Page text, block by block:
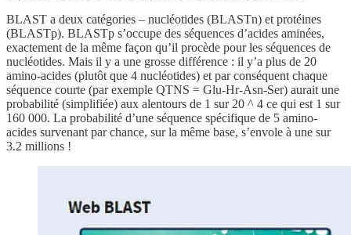
BLAST a deux catégories – nucléotides (BLASTn) et protéines
(BLASTp). BLASTp s’occupe des séquences d’acides aminées,
exactement de la même façon qu’il procède pour les séquences de
nucléotides. Mais il y a une grosse différence : il y’a plus de 20
amino-acides (plutôt que 4 nucléotides) et par conséquent chaque
séquence courte (par exemple QTNS = Glu-Hr-Asn-Ser) aurait une
probabilité (simplifiée) aux alentours de 1 sur 20 ^ 4 ce qui est 1 sur
160 000. La probabilité d’une séquence spécifique de 5 amino-
acides survenant par chance, sur la même base, s’envole à une sur
3.2 millions !